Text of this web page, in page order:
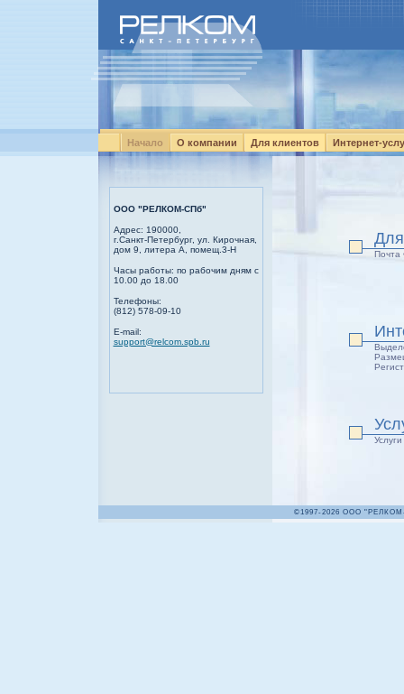
Начало О компании Для клиентов Интернет-
ООО "РЕЛКОМ-СПб"
Адрес: 190000,
г.Санкт-Петербург, ул. Кирочная,
дом 9,
литера А, помещ.3-Н
Часы работы: по рабочим дням с
10.00 до 18.00
Телефоны:
(812) 578-09-10
E-mail:
support@relcom.spb.ru
Почта
©1997-2026 ООО